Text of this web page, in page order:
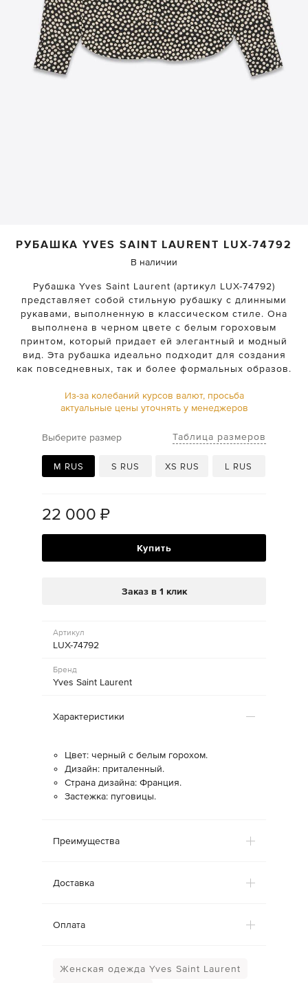
РУБАШКАYVES SAINT LAURENT LUX-74792
В наличии
Рубашка Yves Saint Laurent (артикул LUX-74792)
представляет собой стильную рубашку с длинными
рукавами, выполненную в классическом стиле. Она
выполнена в черном цвете с белым гороховым
принтом, который придает ей элегантный и модный
вид. Эта рубашка идеально подходит для создания
как повседневных, так и более формальных образов.
Из-за колебаний курсов валют, просьба
актуальные цены уточнять у менеджеров
Выберите размер Таблица размеров
M RUS S RUS XS RUS L RUS
22 000 ₽
Купить
Заказ в 1 клик
Артикул
LUX-74792
Бренд
Yves Saint Laurent
Характеристики
Цвет: черный с белым горохом.
Дизайн: приталенный.
Страна дизайна: Франция.
Застежка: пуговицы.
Преимущества
Доставка
Оплата
Женская одежда Yves Saint Laurent